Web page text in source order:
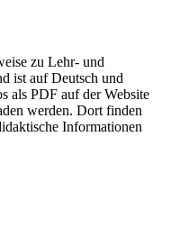
zu Lehr- und
ist auf Deutsch und
als PDF auf der Website
werden. Dort finden
Informationen